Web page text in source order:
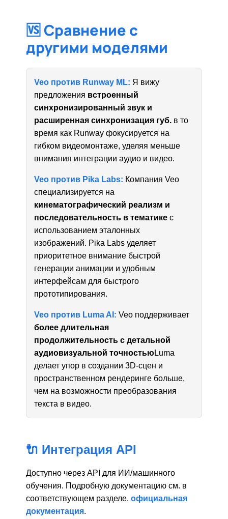
🆚 Сравнение с
другими моделями
Veo против Runway ML: Я вижу
предложения встроенный
синхронизированный звук и
расширенная синхронизация губ. в то
время как Runway фокусируется на
гибком видеомонтаже, уделяя меньше
внимания интеграции аудио и видео.
Veo против Pika Labs: Компания Veo
специализируется на
кинематографический реализм и
последовательность в тематике с
использованием эталонных
изображений. Pika Labs уделяет
приоритетное внимание быстрой
генерации анимации и удобным
интерфейсам для быстрого
прототипирования.
Veo против Luma AI: Veo поддерживает
более длительная
продолжительность с детальной
аудиовизуальной точностью Luma
делает упор в создании 3D-сцен и
пространственном рендеринге больше,
чем на возможности преобразования
текста в видео.
🔌 Интеграция API
Доступно через API для ИИ/машинного
обучения. Подробную документацию см. в
соответствующем разделе.официальная
документация.